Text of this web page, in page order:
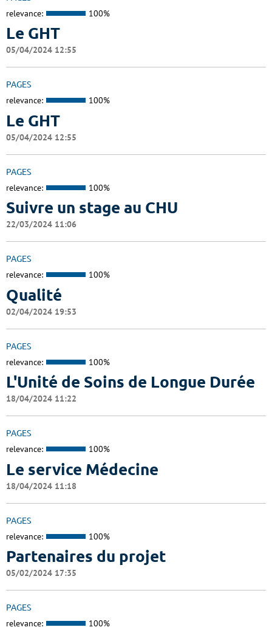
relevance: 100%
Le GHT
05/04/2024 12:55
PAGES
relevance: 100%
Le GHT
05/04/2024 12:55
PAGES
relevance: 100%
Suivre un stage au CHU
22/03/2024 11:06
PAGES
relevance: 100%
Qualité
02/04/2024 19:53
PAGES
relevance: 100%
L'Unité de Soins de Longue Durée
18/04/2024 11:22
PAGES
relevance: 100%
Le service Médecine
18/04/2024 11:18
PAGES
relevance: 100%
Partenaires du projet
05/02/2024 17:35
PAGES
relevance: 100%